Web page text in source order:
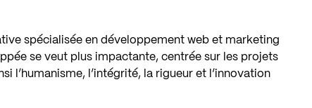
spécialisée en développement web et marketing
se veut plus impactante, centrée sur les projets
l’humanisme, l’intégrité, la rigueur et l’innovation